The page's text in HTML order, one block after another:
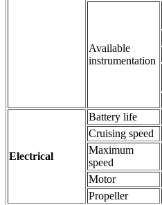
Available
instrumentation
Electrical
Battery life
Cruising speed
Maximum
speed
Motor
Propeller